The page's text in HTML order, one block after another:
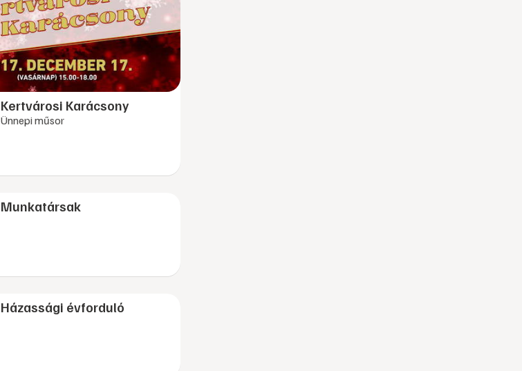
Kertvárosi Karácsony
Ünnepi műsor
Munkatársak
Házassági évforduló